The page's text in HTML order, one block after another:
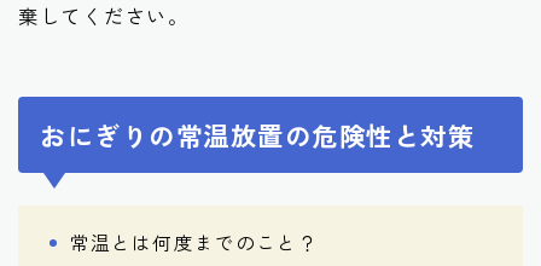
棄してください。
おにぎりの常温放置の危険性と対策
常温とは何度までのこと？